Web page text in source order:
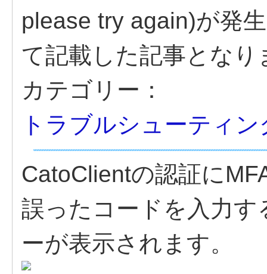
please try again)が発
て記載した記事となり
カテゴリー：
トラブルシューティン
CatoClientの認証に
誤ったコードを入力
ーが表示されます。